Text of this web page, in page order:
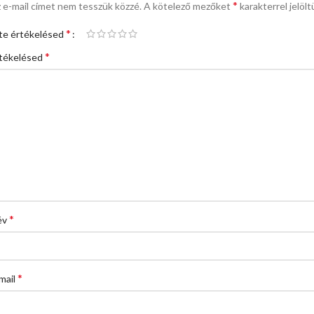
e-mail címet nem tesszük közzé. A kötelező mezőket * karakterrel
értékelésed *
*
*
*